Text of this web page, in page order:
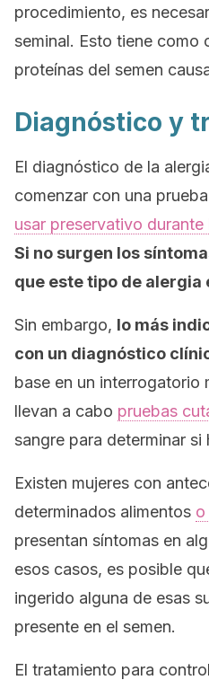
procedimiento, es
seminal. Esto tiene como
proteínas del semen
Diagnóstico y
El diagnóstico de la
comenzar con una
usar preservativo durante
Si no surgen los
que este tipo de alergia
Sin embargo, lo más
con un diagnóstico
base en un interrogatorio
llevan a cabo pruebas
sangre para determinar si
Existen mujeres con
determinados alimentos o
presentan síntomas en
esos casos, es posible
ingerido alguna de esas
presente en el semen.
El tratamiento para